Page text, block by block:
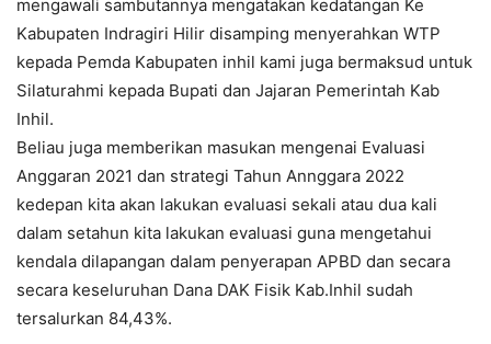
mengawali sambutannya mengatakan kedatangan Ke
Kabupaten Indragiri Hilir disamping menyerahkan WTP
kepada Pemda Kabupaten inhil kami juga bermaksud untuk
Silaturahmi kepada Bupati dan Jajaran Pemerintah Kab
Inhil.
Beliau juga memberikan masukan mengenai Evaluasi
Anggaran 2021 dan strategi Tahun Annggara 2022
kedepan kita akan lakukan evaluasi sekali atau dua kali
dalam setahun kita lakukan evaluasi guna mengetahui
kendala dilapangan dalam penyerapan APBD dan secara
secara keseluruhan Dana DAK Fisik Kab.Inhil sudah
tersalurkan 84,43%.